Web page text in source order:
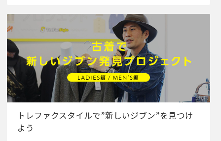
トレファクスタイルで”新しいジブン”を見つけ
よう